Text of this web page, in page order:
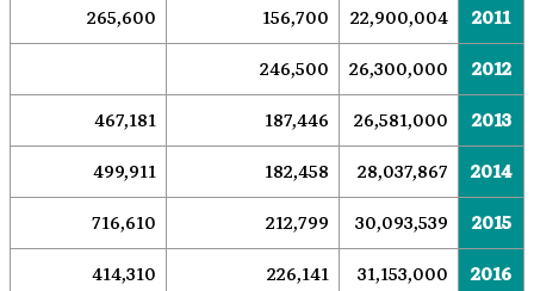
2011
22,900,004
156,700
265,600
2012
26,300,000
246,500
2013
26,581,000
187,446
467,181
2014
28,037,867
182,458
499,911
2015
30,093,539
212,799
716,610
2016
31,153,000
226,141
414,310